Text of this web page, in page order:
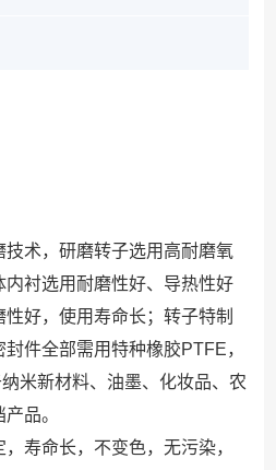
术，研磨转子选用高耐磨氧
衬选用耐磨性好、导热性好
好，使用寿命长；转子特制
件全部需用特种橡胶PTFE，
米新材料、油墨、化妆品、农
品。
寿命长，不变色，无污染，